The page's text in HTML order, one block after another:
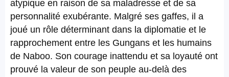
atypique en raison de sa maladresse et de sa
personnalité exubérante. Malgré ses gaffes, il a
joué un rôle déterminant dans la diplomatie et le
rapprochement entre les Gungans et les humains
de Naboo. Son courage inattendu et sa loyauté ont
prouvé la valeur de son peuple au-delà des